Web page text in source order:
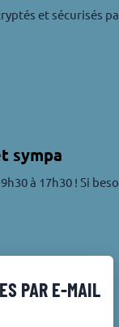
et sécurisés
sympa
à 17h30 ! Si
PAR E-MAIL